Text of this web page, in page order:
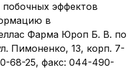
побочных эффектов
в
Фарма Юроп Б. В. по
Пимоненко, 13, корп. 7-
68-25, факс: 044-490-